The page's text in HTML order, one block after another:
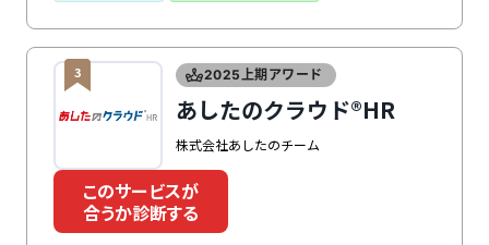
ン、特殊組織の管理、従業員管理、カスタムフィールド
レイアウター、人事施策管理、評価機能、申請承認管
理、ワークフロー、権限管理、一括入力、2次元分析、
異動・組織シミュレーションでの最適な人材配置、退職
者データの蓄積による退職対策など多彩で効果的な機能
を標準搭載。使いやすい人事評価システム「サイレコ」
が攻める人事を実現させます。
3 2025上期アワード
あしたのクラウド®HR
株式会社あしたのチーム
このサービスが
合うか診断する